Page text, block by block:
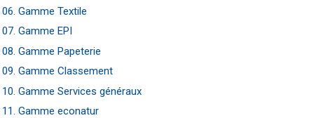
06. Gamme Textile
07. Gamme EPI
08. Gamme Papeterie
09. Gamme Classement
10. Gamme Services généraux
11. Gamme econatur